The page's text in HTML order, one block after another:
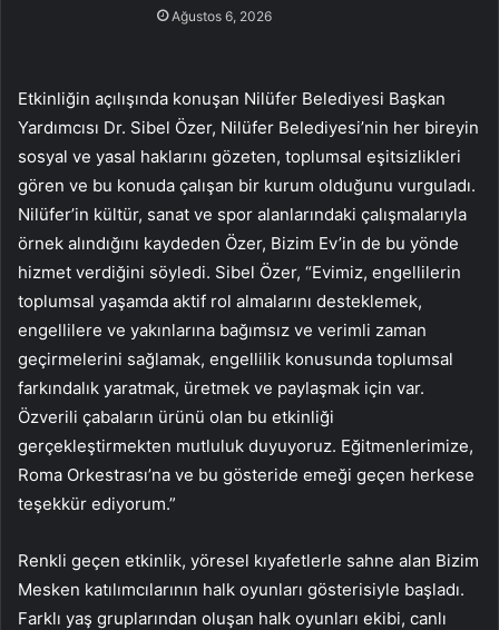
Ağustos 6, 2026
Etkinliğin açılışında konuşan Nilüfer Belediyesi Başkan
Yardımcısı Dr. Sibel Özer, Nilüfer Belediyesi’nin her bireyin
sosyal ve yasal haklarını gözeten, toplumsal eşitsizlikleri
gören ve bu konuda çalışan bir kurum olduğunu vurguladı.
Nilüfer’in kültür, sanat ve spor alanlarındaki çalışmalarıyla
örnek alındığını kaydeden Özer, Bizim Ev’in de bu yönde
hizmet verdiğini söyledi. Sibel Özer, “Evimiz, engellilerin
toplumsal yaşamda aktif rol almalarını desteklemek,
engellilere ve yakınlarına bağımsız ve verimli zaman
geçirmelerini sağlamak, engellilik konusunda toplumsal
farkındalık yaratmak, üretmek ve paylaşmak için var.
Özverili çabaların ürünü olan bu etkinliği
gerçekleştirmekten mutluluk duyuyoruz. Eğitmenlerimize,
Roma Orkestrası’na ve bu gösteride emeği geçen herkese
teşekkür ediyorum.”
Renkli geçen etkinlik, yöresel kıyafetlerle sahne alan Bizim
Mesken katılımcılarının halk oyunları gösterisiyle başladı.
Farklı yaş gruplarından oluşan halk oyunları ekibi, canlı